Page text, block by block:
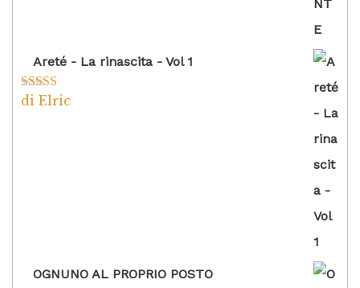
Areté - La rinascita - Vol 1
Valutato5
di Elric
OGNUNO AL PROPRIO POSTO